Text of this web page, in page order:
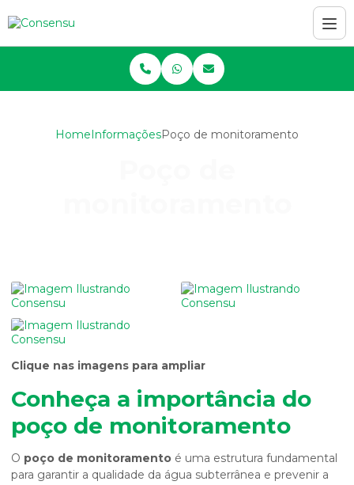
HomeInformaçõesPoço de monitoramento
Clique nas imagens para ampliar
Conheça a importância do
poço de monitoramento
O poço de monitoramento é uma estrutura fundamental
para garantir a qualidade da água subterrânea e prevenir a